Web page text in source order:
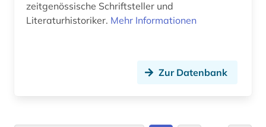
kurdistan (1)
künste (2)
zeitgenössische Schriftsteller und
Literaturhistoriker. Mehr Informationen
Zur Datenbank